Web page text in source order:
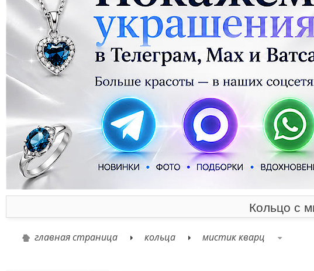
Кольцо с
главная страница кольца мистик кварц